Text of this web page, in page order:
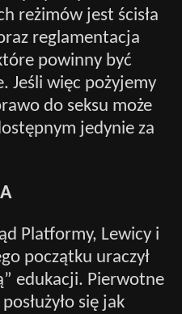
reżimów jest ścisła
reglamentacja
powinny być
Jeśli więc pożyjemy
do seksu może
jedynie za
Platformy, Lewicy i
początku uraczył
edukacji. Pierwotne
się jak